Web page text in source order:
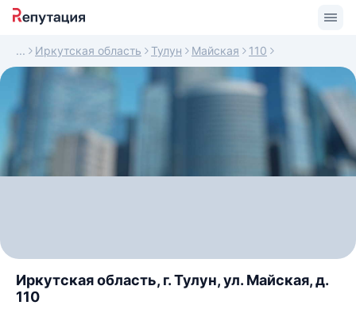
Иркутская область Тулун Майская 110
Иркутская область, г. Тулун, ул. Майская, д.
110